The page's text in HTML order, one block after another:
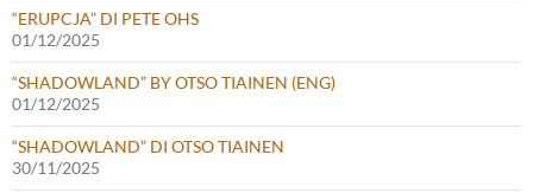
“ERUPCJA” DI PETE OHS
01/12/2025
“SHADOWLAND” BY OTSO TIAINEN (ENG)
01/12/2025
“SHADOWLAND” DI OTSO TIAINEN
30/11/2025